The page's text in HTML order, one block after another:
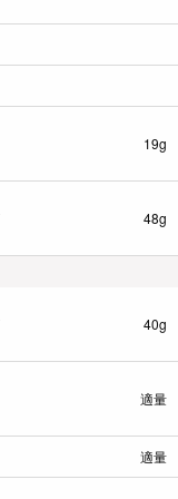
19g
48g
40g
適量
適量